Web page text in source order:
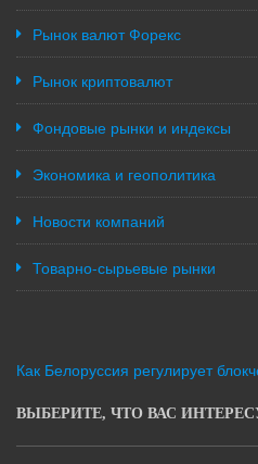
Рынок валют Форекс
Рынок криптовалют
Фондовые рынки и индексы
Экономика и геополитика
Новости компаний
Товарно-сырьевые рынки
Как Белоруссия регулирует
ВЫБЕРИТЕ, ЧТО ВАС